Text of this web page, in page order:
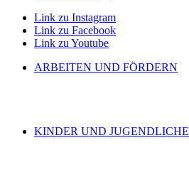
Link zu Instagram
Link zu Facebook
Link zu Youtube
ARBEITEN UND FÖRDERN
KINDER UND JUGENDLICHE